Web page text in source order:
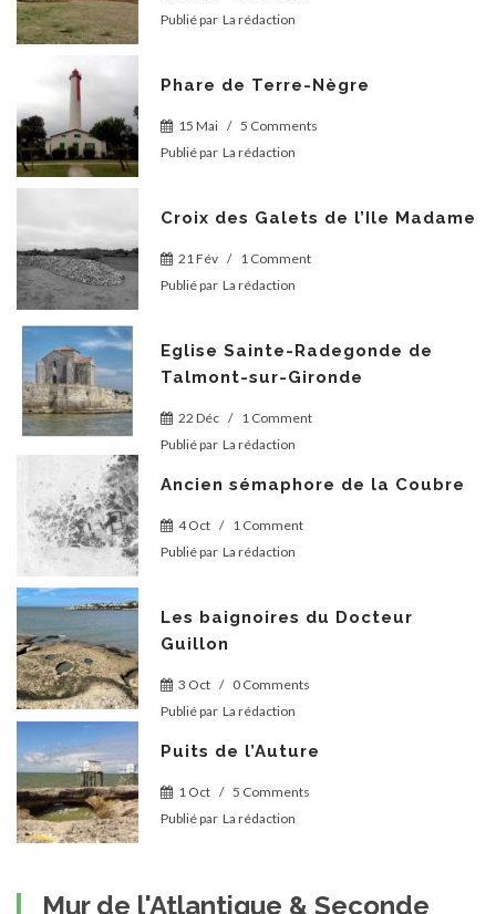
Publié par La rédaction
Phare de Terre-Nègre
15 Mai / 5 Comments
Publié par La rédaction
Croix des Galets de l’Ile Madame
21 Fév / 1 Comment
Publié par La rédaction
Eglise Sainte-Radegonde de
Talmont-sur-Gironde
22 Déc / 1 Comment
Publié par La rédaction
Ancien sémaphore de la Coubre
4 Oct / 1 Comment
Publié par La rédaction
Les baignoires du Docteur
Guillon
3 Oct / 0 Comments
Publié par La rédaction
Puits de l’Auture
1 Oct / 5 Comments
Publié par La rédaction
Mur de l'Atlantique & Seconde